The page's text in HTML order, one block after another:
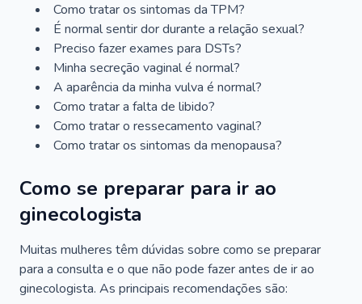
Como tratar os sintomas da TPM?
É normal sentir dor durante a relação sexual?
Preciso fazer exames para DSTs?
Minha secreção vaginal é normal?
A aparência da minha vulva é normal?
Como tratar a falta de libido?
Como tratar o ressecamento vaginal?
Como tratar os sintomas da menopausa?
Como se preparar para ir ao
ginecologista
Muitas mulheres têm dúvidas sobre como se preparar
para a consulta e o que não pode fazer antes de ir ao
ginecologista. As principais recomendações são: